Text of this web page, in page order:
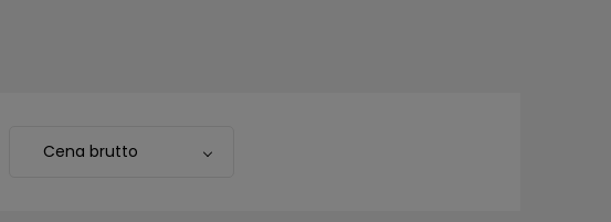
Cena brutto